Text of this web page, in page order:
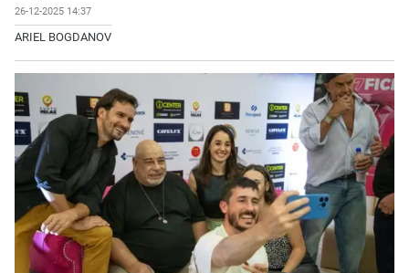
26-12-2025 14:37
ARIEL BOGDANOV